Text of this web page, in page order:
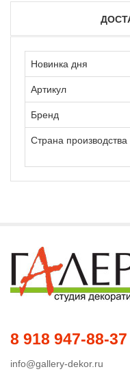
Новинка дня
Артикул
Бренд
Страна производства
8 918 947-88-37
info@gallery-dekor.ru